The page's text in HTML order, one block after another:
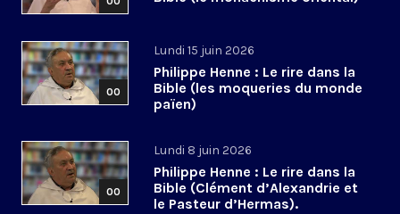
00
Lundi 15 juin 2026
Philippe Henne : Le rire dans la
Bible (les moqueries du monde
païen)
00
Lundi 8 juin 2026
Philippe Henne : Le rire dans la
Bible (Clément d’Alexandrie et
le Pasteur d’Hermas).